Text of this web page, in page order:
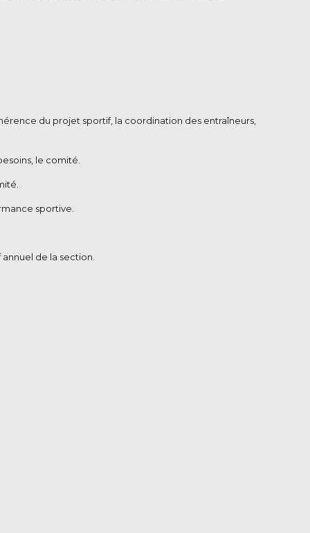
du projet sportif, la coordination des entraîneurs,
le comité.
sportive.
de la section.